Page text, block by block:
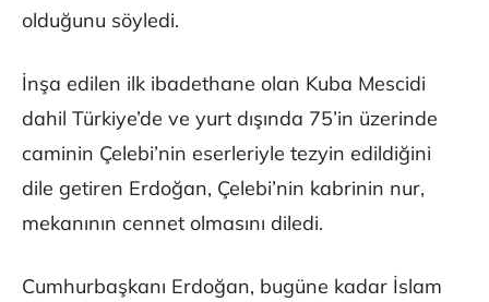
olduğunu söyledi.
İnşa edilen ilk ibadethane olan Kuba Mescidi
dahil Türkiye’de ve yurt dışında 75’in üzerinde
caminin Çelebi’nin eserleriyle tezyin edildiğini
dile getiren Erdoğan, Çelebi’nin kabrinin nur,
mekanının cennet olmasını diledi.
Cumhurbaşkanı Erdoğan, bugüne kadar İslam